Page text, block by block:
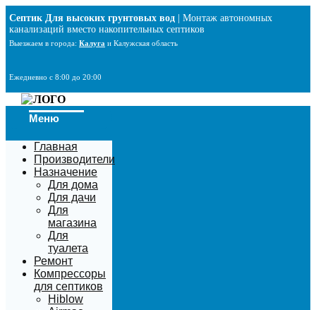
к
содержимому
Септик Для высоких грунтовых вод | Монтаж автономных
канализаций вместо накопительных септиков
Выезжаем в города: Калуга и Калужская область
Ежедневно с 8:00 до 20:00
Меню
Главная
Производители
Назначение
Для дома
Для дачи
Для
магазина
Для
туалета
Ремонт
Компрессоры
для септиков
Hiblow